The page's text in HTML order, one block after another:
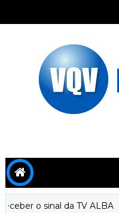
o sinal da TV ALBA